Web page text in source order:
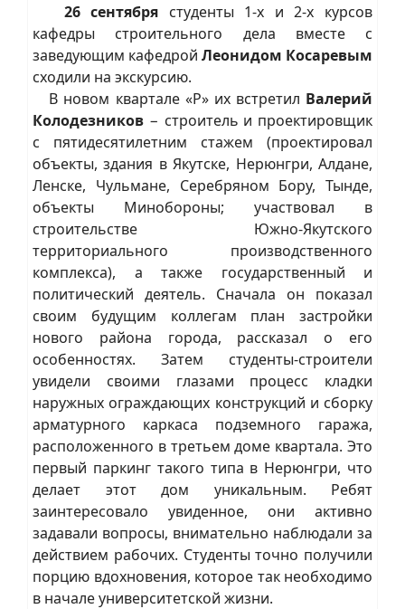
26 сентября студенты 1-х и 2-х курсов
кафедры строительного дела вместе с
заведующим кафедрой Леонидом Косаревым
сходили на экскурсию.
В новом квартале «Р» их встретил Валерий
Колодезников − строитель и проектировщик
с пятидесятилетним стажем (проектировал
объекты, здания в Якутске, Нерюнгри, Алдане,
Ленске, Чульмане, Серебряном Бору, Тынде,
объекты Минобороны; участвовал в
строительстве Южно-Якутского
территориального производственного
комплекса), а также государственный и
политический деятель. Сначала он показал
своим будущим коллегам план застройки
нового района города, рассказал о его
особенностях. Затем студенты-строители
увидели своими глазами процесс кладки
наружных ограждающих конструкций и сборку
арматурного каркаса подземного гаража,
расположенного в третьем доме квартала. Это
первый паркинг такого типа в Нерюнгри, что
делает этот дом уникальным. Ребят
заинтересовало увиденное, они активно
задавали вопросы, внимательно наблюдали за
действием рабочих. Студенты точно получили
порцию вдохновения, которое так необходимо
в начале университетской жизни.